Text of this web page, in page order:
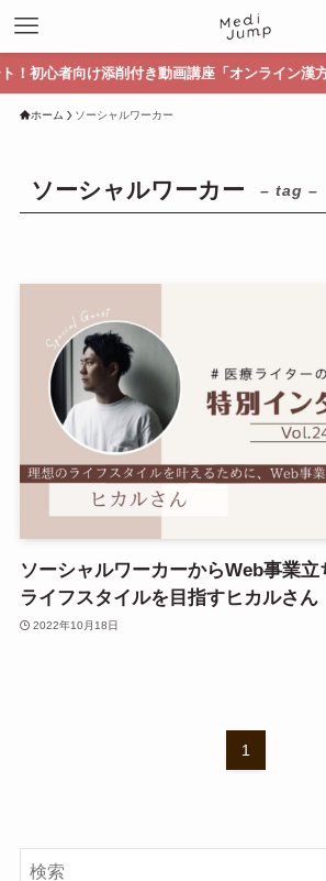
向け添削付き動画講座「オンライン漢方相談の
ホーム ソーシャルワーカー
ソーシャルワーカー – tag –
ソーシャルワーカーからWeb事業
ライフスタイルを目指すヒカルさん
2022年10月18日
1